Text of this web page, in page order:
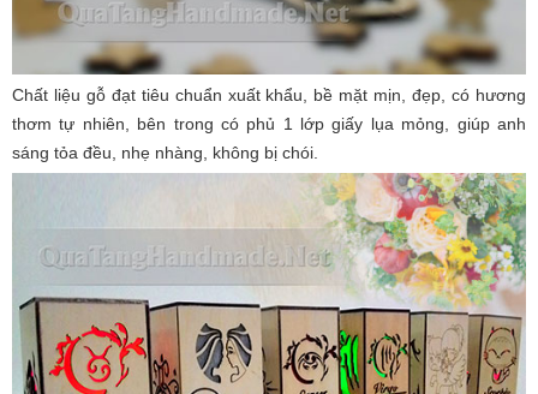
Chất liệu gỗ đạt tiêu chuẩn xuất khẩu, bề mặt mịn, đẹp, có hương
thơm tự nhiên, bên trong có phủ 1 lớp giấy lụa mỏng, giúp anh
sáng tỏa đều, nhẹ nhàng, không bị chói.